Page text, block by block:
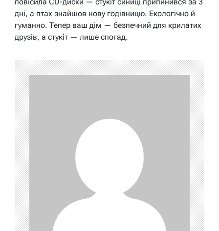
дні, а птах знайшов нову годівницю. Екологічно й
гуманно. Тепер ваш дім — безпечний для крилатих
друзів, а стукіт — лише спогад.